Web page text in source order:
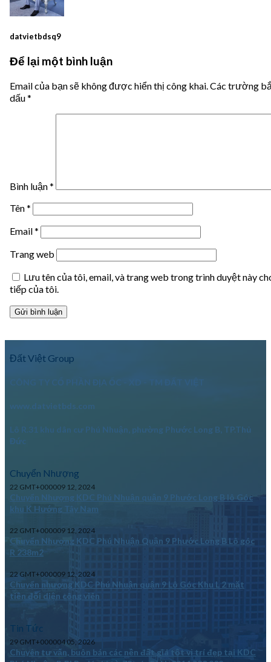
datvietbdsq9
Để lại một bình luận
Email của bạn sẽ không được hiển thị công khai.Các trường
dấu*
Bình luận*
Tên*
Email*
Trang web
Lưu tên của tôi, email, và trang web trong trình duyệt này
tiếp của tôi.
Đất Việt Group
CÔNG TY CỔ PHẦN ĐỊA ỐC - XD - TM ĐẤT VIỆT
www.datvietbds.com
Lô R.31 khu dân cư Phú Nhuận, phường Phước Long B, TP.Thủ
Đức
Chuyển Nhượng
22 GMT+000009 12, 2024
Chuyển Nhượng KDC Phú Nhuận quận 9 Phước Long B lô Góc
khu K Hướng Tây Nam
22 GMT+000009 12, 2024
Chuyển Nhượng KDC Phú Nhuận Quận 9 Phước Long B Lô góc
R 238m2
22 GMT+000009 12, 2024
Chuyển nhượng KDC Phú Nhuận quận 9 Lô Góc Khu L 2 mặt
tiền đối diện công viên
Tin Tức
29 GMT+000004 05, 2026
Chuyên tư vấn, buôn bán các nền đất giá tốt vị trí đẹp tại KDC